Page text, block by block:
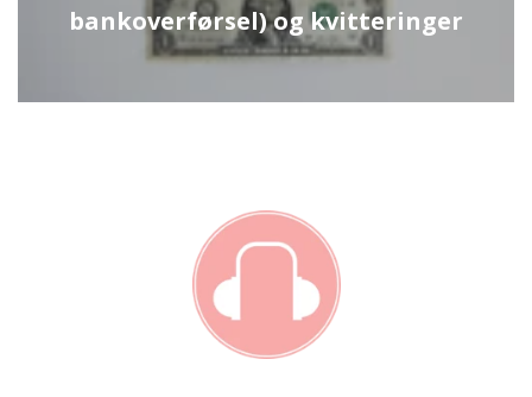
bankoverførsel) og kvitteringer